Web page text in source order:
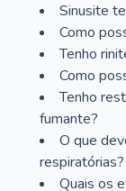
Sinusite
Como
Tenho
Como
Tenho
fumante?
O que
respiratórias?
Quais os